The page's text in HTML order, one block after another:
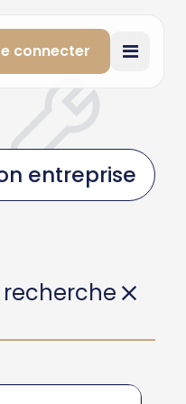
connecter
entreprise